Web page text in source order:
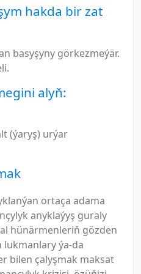
hakda bir zat
basyşyny görkezmeýär.
alyň:
(ýaryş) urýar
ortaça adama
anyklaýyş guraly
hünärmenleriň gözden
ýa-da
bilen çalyşmak maksat